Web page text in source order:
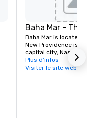
Baha Mar - The
Baha Mar is located
New Providence
capital city, Nassau.
hectares along one
beautiful white sand
Plus d'infos
Visiter le site web